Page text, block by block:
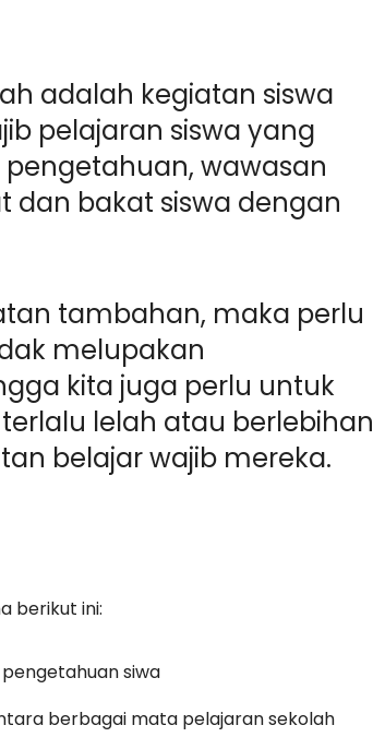
adalah kegiatan siswa
pelajaran siswa yang
wawasan
bakat siswa dengan
tambahan, maka perlu
melupakan
kita juga perlu untuk
lelah atau berlebihan
belajar wajib mereka.
berikut ini:
siwa
berbagai mata pelajaran sekolah